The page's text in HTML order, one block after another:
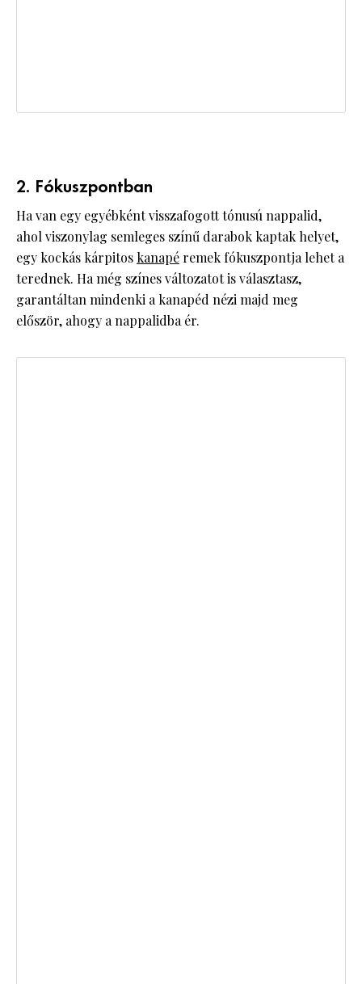
2. Fókuszpontban
Ha van egy egyébként visszafogott tónusú nappalid,
ahol viszonylag semleges színű darabok kaptak helyet,
egy kockás kárpitos kanapé remek fókuszpontja lehet a
terednek. Ha még színes változatot is választasz,
garantáltan mindenki a kanapéd nézi majd meg
először, ahogy a nappalidba ér.